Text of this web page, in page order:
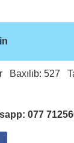
Baxılıb: 527
077